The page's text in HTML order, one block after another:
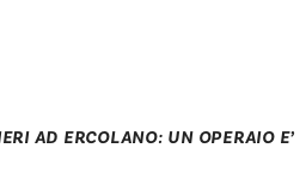
AD ERCOLANO: UN OPERAIO E’